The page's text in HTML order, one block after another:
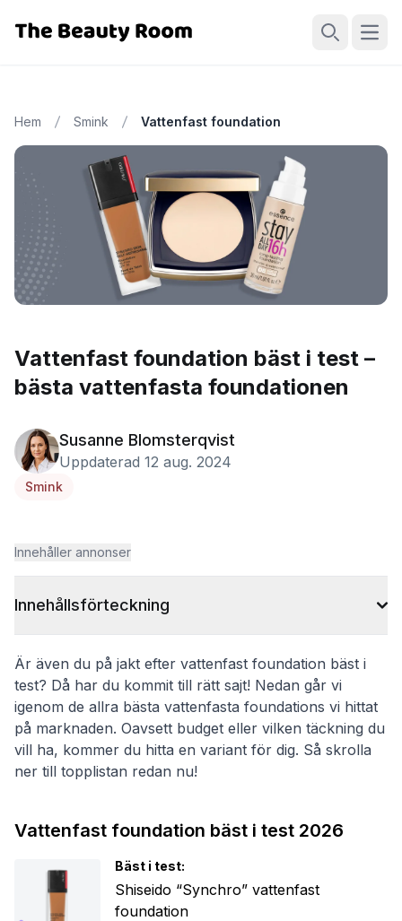
Hem Smink Vattenfast foundation
Vattenfast foundation bäst i test –
bästa vattenfasta foundationen
Susanne Blomsterqvist
Uppdaterad 12 aug. 2024
Smink
Innehåller annonser
Innehållsförteckning
Är även du på jakt efter vattenfast foundation bäst i
test? Då har du kommit till rätt sajt! Nedan går vi
igenom de allra bästa vattenfasta foundations vi hittat
på marknaden. Oavsett budget eller vilken täckning du
vill ha, kommer du hitta en variant för dig. Så skrolla
ner till topplistan redan nu!
Vattenfast foundation bäst i test 2026
Bäst i test:
Shiseido “Synchro” vattenfast
foundation